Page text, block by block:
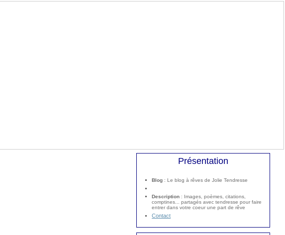
Présentation
Blog : Le blog à rêves de Jolie Tendresse
Description : Images, poèmes, citations,
comptines... partagés avec tendresse pour faire
entrer dans votre coeur une part de rêve
Contact